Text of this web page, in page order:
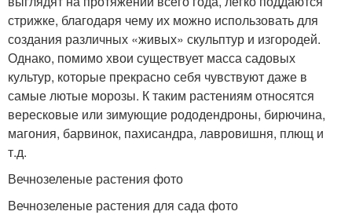
стрижке, благодаря чему их можно использовать для
создания различных «живых» скульптур и изгородей.
Однако, помимо хвои существует масса садовых
культур, которые прекрасно себя чувствуют даже в
самые лютые морозы. К таким растениям относятся
вересковые или зимующие рододендроны, бирючина,
магония, барвинок, пахисандра, лавровишня, плющ и
т.д.
Вечнозеленые растения фото
Вечнозеленые растения для сада фото